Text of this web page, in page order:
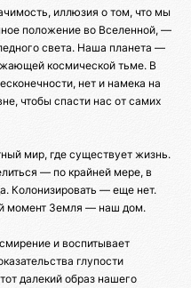
иллюзия о том, что мы
положение во Вселенной, —
света. Наша планета —
космической тьме. В
нет и намека на
чтобы спасти нас от самих
мир, где существует жизнь.
— по крайней мере, в
Колонизировать — еще нет.
момент Земля — наш дом.
и воспитывает
глупости
далекий образ нашего